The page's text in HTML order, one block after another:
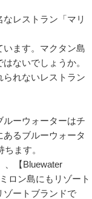
レストラン「マリ
います。マクタン島
ないでしょうか。
られないレストラン
ーウォーターはチ
るブルーウォータ
ます。
、【Bluewater
ロン島にもリゾート
ゾートブランドで